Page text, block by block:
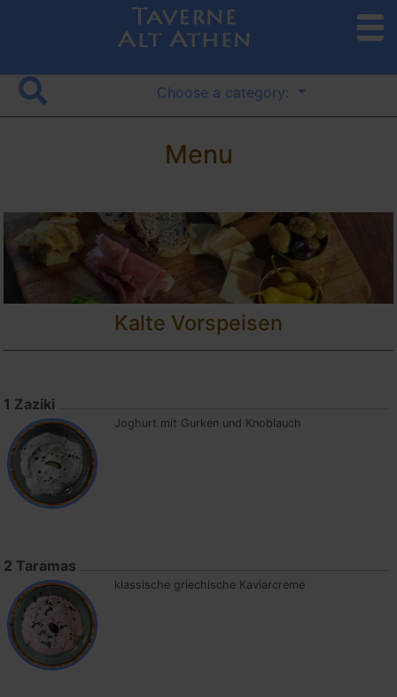
Choose a category:
Menu
Kalte Vorspeisen
1 Zaziki
Joghurt mit Gurken und Knoblauch
2 Taramas
klassische griechische Kaviarcreme